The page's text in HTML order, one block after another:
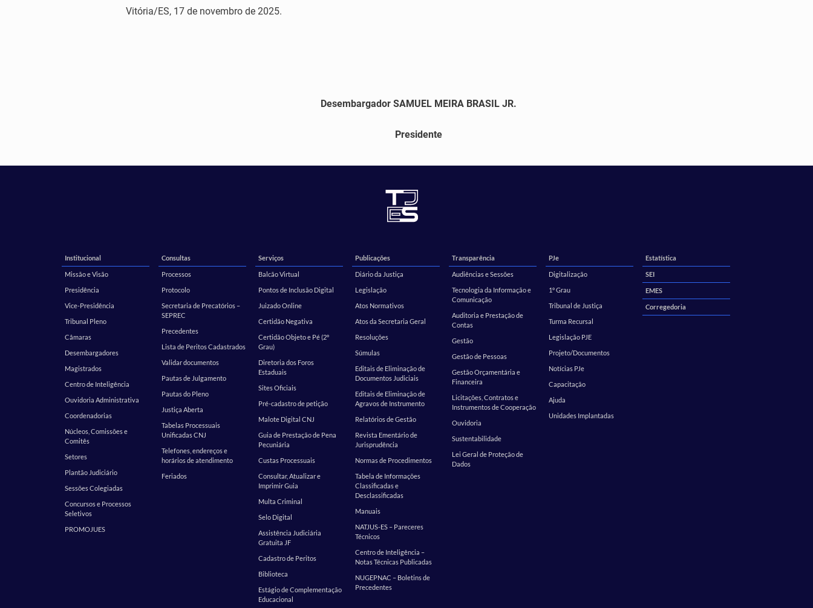
Vitória/ES, 17 de novembro de 2025.
Desembargador SAMUEL MEIRA BRASIL JR.
Presidente
Institucional
Missão e Visão
Presidência
Vice-Presidência
Tribunal Pleno
Câmaras
Desembargadores
Magistrados
Centro de Inteligência
Ouvidoria Administrativa
Coordenadorias
Núcleos, Comissões e
Comitês
Setores
Plantão Judiciário
Sessões Colegiadas
Concursos e Processos
Seletivos
PROMOJUES
Consultas
Processos
Protocolo
Secretaria de Precatórios –
SEPREC
Precedentes
Lista de Peritos Cadastrados
Validar documentos
Pautas de Julgamento
Pautas do Pleno
Justiça Aberta
Tabelas Processuais
Unificadas CNJ
Telefones, endereços e
horários de atendimento
Feriados
Serviços
Balcão Virtual
Pontos de Inclusão Digital
Juizado Online
Certidão Negativa
Certidão Objeto e Pé (2º
Grau)
Diretoria dos Foros
Estaduais
Sites Oficiais
Pré-cadastro de petição
Malote Digital CNJ
Guia de Prestação de Pena
Pecuniária
Custas Processuais
Consultar, Atualizar e
Imprimir Guia
Multa Criminal
Selo Digital
Assistência Judiciária
Gratuita JF
Cadastro de Peritos
Biblioteca
Estágio de Complementação
Educacional
Publicações
Diário da Justiça
Legislação
Atos Normativos
Atos da Secretaria Geral
Resoluções
Súmulas
Editais de Eliminação de
Documentos Judiciais
Editais de Eliminação de
Agravos de Instrumento
Relatórios de Gestão
Revista Ementário de
Jurisprudência
Normas de Procedimentos
Tabela de Informações
Classificadas e
Desclassificadas
Manuais
NATJUS-ES – Pareceres
Técnicos
Centro de Inteligência –
Notas Técnicas Publicadas
NUGEPNAC – Boletins de
Precedentes
Transparência
Audiências e Sessões
Tecnologia da Informação e
Comunicação
Auditoria e Prestação de
Contas
Gestão
Gestão de Pessoas
Gestão Orçamentária e
Financeira
Licitações, Contratos e
Instrumentos de Cooperação
Ouvidoria
Sustentabilidade
Lei Geral de Proteção de
Dados
PJe
Digitalização
1º Grau
Tribunal de Justiça
Turma Recursal
Legislação PJE
Projeto/Documentos
Notícias PJe
Capacitação
Ajuda
Unidades Implantadas
Estatística
SEI
EMES
Corregedoria